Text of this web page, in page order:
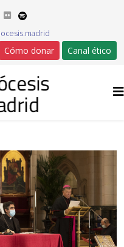
Cómo donar Canal ético